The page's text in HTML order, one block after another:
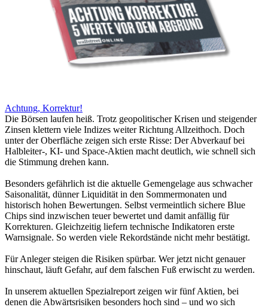
Achtung, Korrektur!
Die Börsen laufen heiß. Trotz geopolitischer Krisen und steigender
Zinsen klettern viele Indizes weiter Richtung Allzeithoch. Doch
unter der Oberfläche zeigen sich erste Risse: Der Abverkauf bei
Halbleiter-, KI- und Space-Aktien macht deutlich, wie schnell sich
die Stimmung drehen kann.
Besonders gefährlich ist die aktuelle Gemengelage aus schwacher
Saisonalität, dünner Liquidität in den Sommermonaten und
historisch hohen Bewertungen. Selbst vermeintlich sichere Blue
Chips sind inzwischen teuer bewertet und damit anfällig für
Korrekturen. Gleichzeitig liefern technische Indikatoren erste
Warnsignale. So werden viele Rekordstände nicht mehr bestätigt.
Für Anleger steigen die Risiken spürbar. Wer jetzt nicht genauer
hinschaut, läuft Gefahr, auf dem falschen Fuß erwischt zu werden.
In unserem aktuellen Spezialreport zeigen wir fünf Aktien, bei
denen die Abwärtsrisiken besonders hoch sind – und wo sich